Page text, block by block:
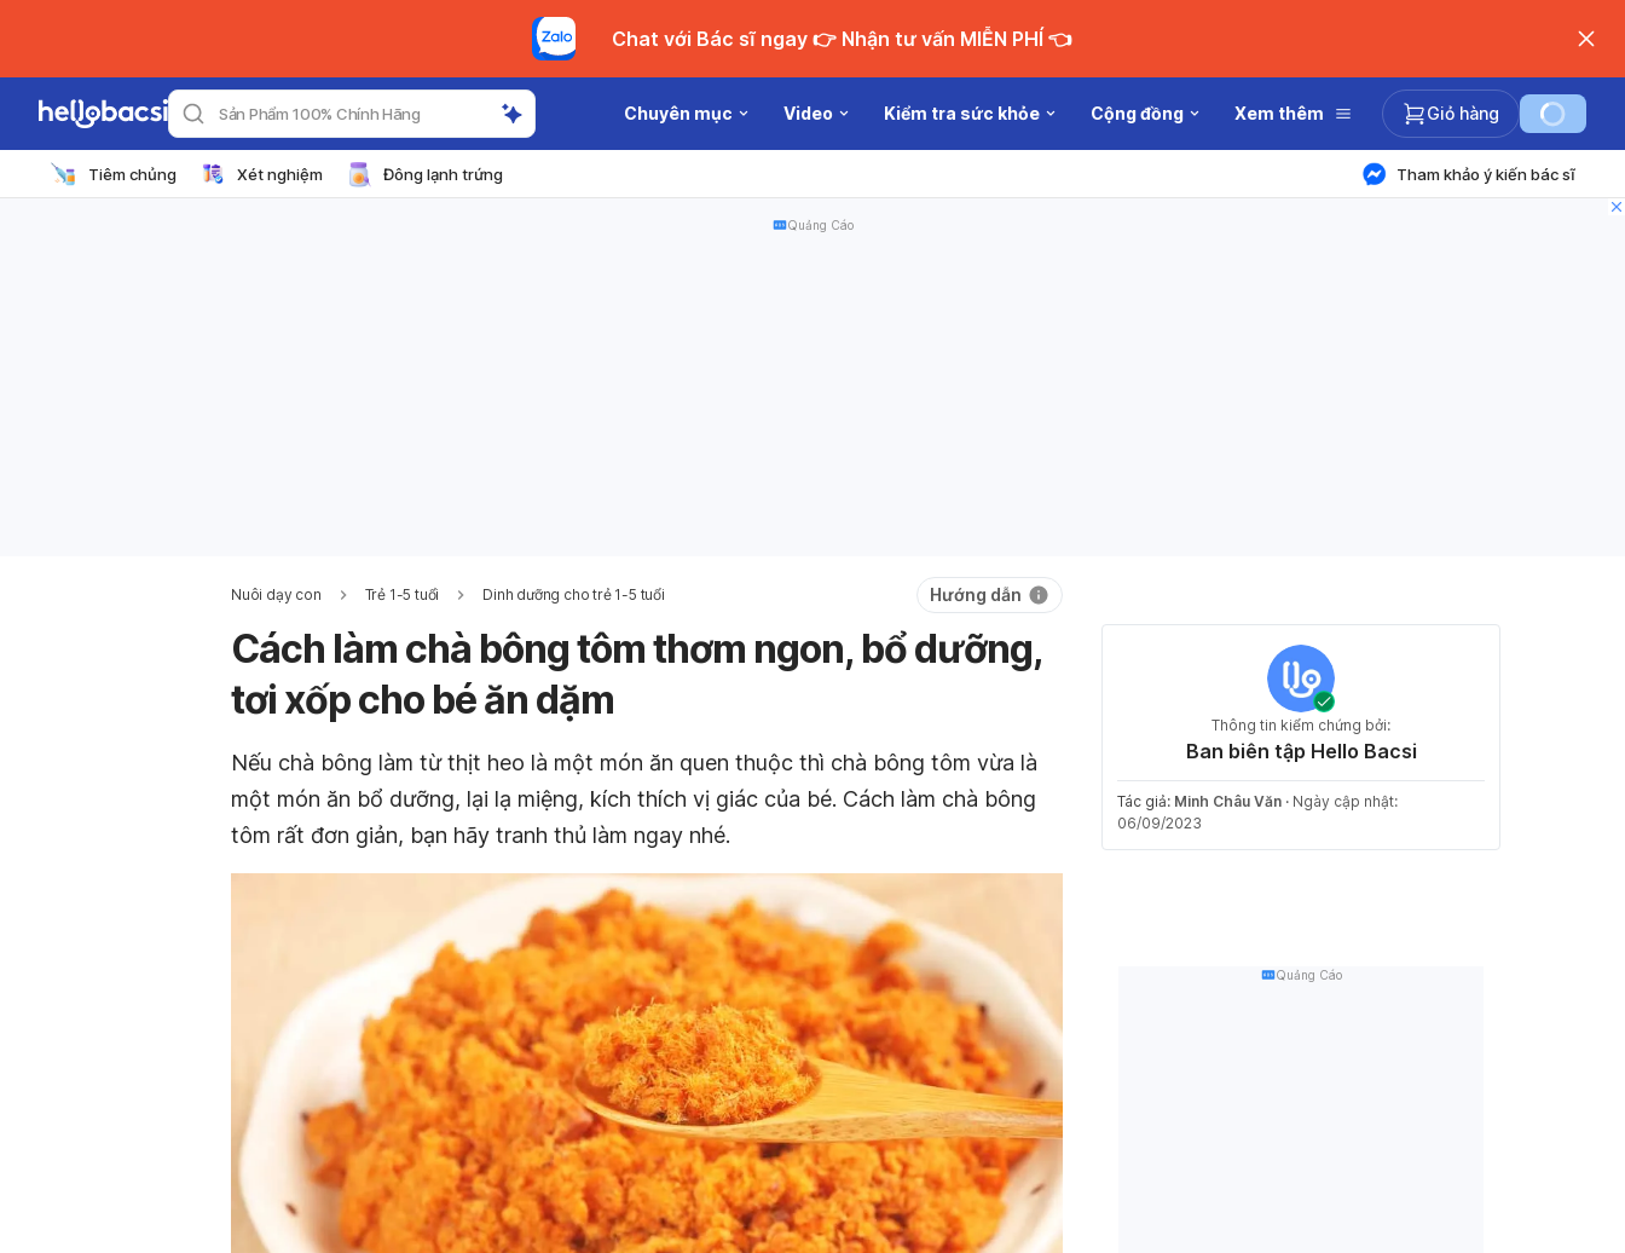
Chat với Bác sĩ ngay 👉 Nhận tư vấn MIỄN PHÍ 👈
Sản Phẩm 100% Chính Hãng Chuyên mục Video Kiểm tra sức khỏe Cộng đồng Xem thêm Giỏ hàng
Tiêm chủng Xét nghiệm Đông lạnh trứng Tham khảo ý kiến bác sĩ
Quảng Cáo
Nuôi dạy con Trẻ 1-5 tuổi Dinh dưỡng cho trẻ 1-5 tuổi Hướng dẫn
Cách làm chà bông tôm thơm ngon, bổ dưỡng,
tơi xốp cho bé ăn dặm
Nếu chà bông làm từ thịt heo là một món ăn quen thuộc thì chà bông tôm vừa là
một món ăn bổ dưỡng, lại lạ miệng, kích thích vị giác của bé. Cách làm chà bông
tôm rất đơn giản, bạn hãy tranh thủ làm ngay nhé.
Thông tin kiểm chứng bởi:
Ban biên tập Hello Bacsi
Tác giả: Minh Châu Văn · Ngày cập nhật:
06/09/2023
Quảng Cáo